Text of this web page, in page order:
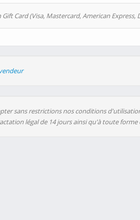
Card (Visa, Mastercard, American Express,
sans restrictions nos conditions
légal de 14 jours ainsi qu'à toute